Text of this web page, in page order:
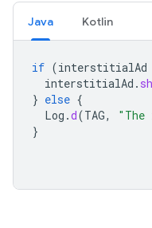
Java Kotlin
if (interstitialAd
interstitialAd .
} else {
Log .d(TAG,
}